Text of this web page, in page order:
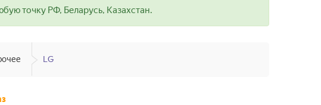
точку РФ, Беларусь, Казахстан.
LG